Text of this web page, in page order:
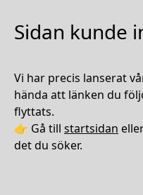
Sidan kunde
Vi har precis lanserat
hända att länken du
flyttats.
👉 Gå till startsidan
det du söker.